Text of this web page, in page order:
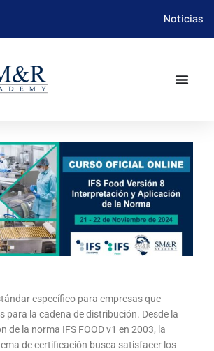
Noticias
específico para empresas que
para la cadena de distribución. Desde la
de la norma IFS FOOD v1 en 2003, la
de certificación busca satisfacer los